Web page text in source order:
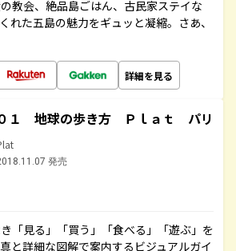
教会、絶品島ごはん、古民家ステイな
れた五島の魅力をギュッと凝縮。さあ、
詳細を見る
１ 地球の歩き方 Ｐｌａｔ パリ
発売
「見る」「買う」「食べる」「遊ぶ」を
と詳細な図解で案内するビジュアルガイ